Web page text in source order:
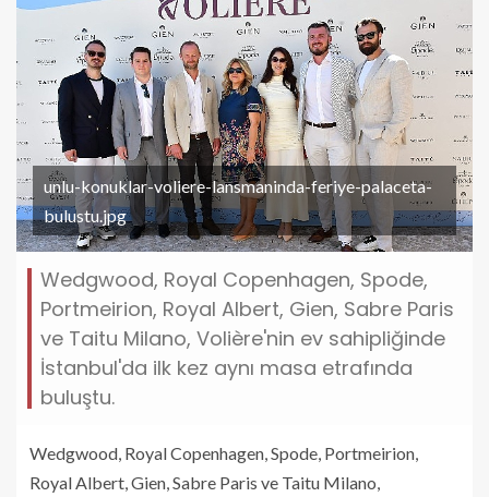
unlu-konuklar-voliere-lansmaninda-feriye-palaceta-
bulustu.jpg
Wedgwood, Royal Copenhagen, Spode,
Portmeirion, Royal Albert, Gien, Sabre Paris
ve Taitu Milano, Volière'nin ev sahipliğinde
İstanbul'da ilk kez aynı masa etrafında
buluştu.
Wedgwood, Royal Copenhagen, Spode, Portmeirion,
Royal Albert, Gien, Sabre Paris ve Taitu Milano,